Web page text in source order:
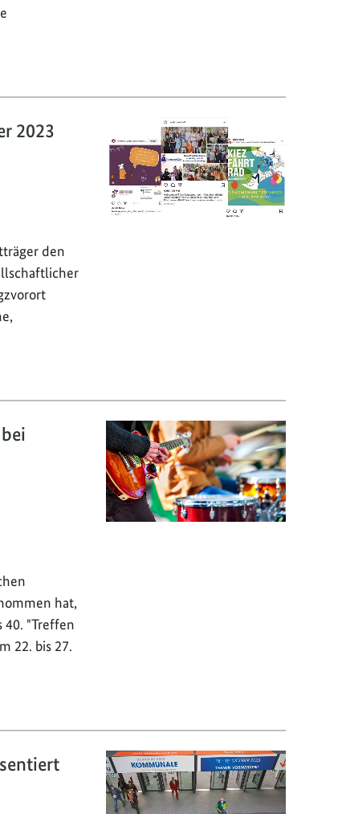
2023
den
hat,
40. "Treffen
22. bis 27.